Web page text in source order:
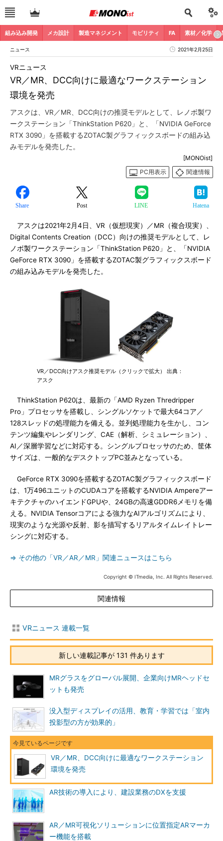
組み込み開発 メカ設計 製造マネジメント モビリティ FA 素材／化学
ニュース 2021年2月25日
VR／MR、DCC向けに最適なワークステーション
環境を発売
VRニュース
アスクは、VR／MR、DCC向けの推奨モデルとして、レノボ製ワ
ークステーション「ThinkStation P620」と、「NVIDIA GeForce
RTX 3090」を搭載するZOTAC製グラフィックスボードの組み込
みモデルを発売した。
[MONOist]
PC用表示
関連情報
Share Post LINE Hatena
アスクは2021年2月4日、VR（仮想現実）／MR（複合現実）、
Digital Contents Creation（DCC）向けの推奨モデルとして、レ
ノボ製ワークステーション「ThinkStation P620」と、「NVIDIA
GeForce RTX 3090」を搭載するZOTAC製グラフィックスボード
の組み込みモデルを発売した。
VR／DCC向けアスク推奨モデル（クリックで拡大） 出典：
アスク
ThinkStation P620は、最新の「AMD Ryzen Thredripper
Pro」プロセッサを搭載し、シングルソケットで最大64コア／
128スレッドの処理能力を備える。並列処理能力を生かし、コン
テンツ編集やレンダリング、CAE（解析、シミュレーション）、
AI／深層学習などに対応する。シングルプロセッサのため、筐体
サイズは、一般的なデスクトップPC並みとなっている。
GeForce RTX 3090を搭載するZOTAC製グラフィックスボード
は、1万496ユニットのCUDAコアを搭載するNVIDIA Ampereアー
キテクチャのハイエンドGPUや、24GBの高速GDDR6メモリを備
える。NVIDIA Tensorコアによる強力なAIアルゴリズムにより、
現実のような光源や反射、影を描写するリアルタイムレイトレー
シングに対応する。
⇒ その他の「VR／AR／MR」関連ニュースはこちら
Copyright © ITmedia, Inc. All Rights Reserved.
関連情報
VRニュース 連載一覧
新しい連載記事が 131 件あります
MRグラスをグローバル展開、企業向けMRヘッドセ
ットも発売
没入型ディスプレイの活用、教育・学習では「室内
投影型の方が効果的」
VR／MR、DCC向けに最適なワークステーション
環境を発売
AR技術の導入により、建設業務のDXを支援
AR／MR可視化ソリューションに位置指定ARマーカ
ー機能を搭載